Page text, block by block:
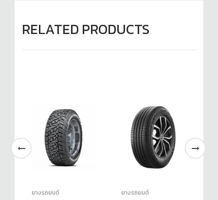
RELATED PRODUCTS
ยางรถยนต์ ยางรถยนต์